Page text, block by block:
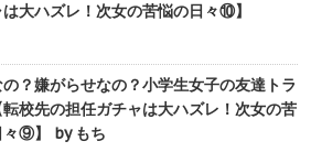
大ハズレ！次女の苦悩の日々⑩】
？嫌がらせなの？小学生女子の友達トラ
転校先の担任ガチャは大ハズレ！次女の苦
々⑨】 by もち